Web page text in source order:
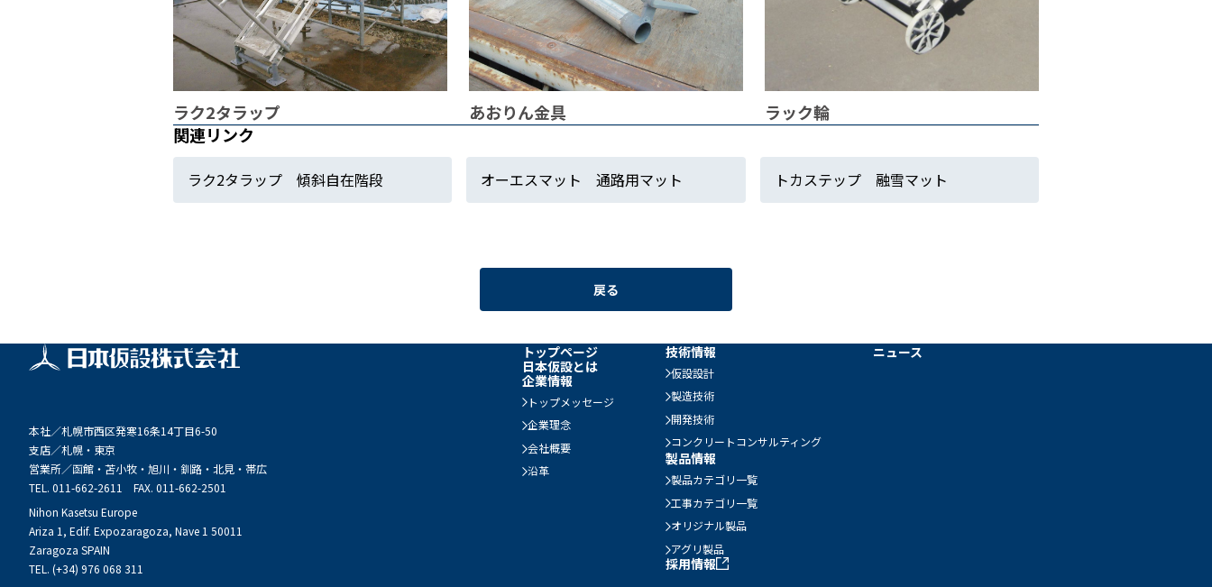
ラク2タラップ あおりん金具
ラック輪
関連リンク
ラク2タラップ 傾斜自在階段 オーエスマット 通路用マット トカステップ 融雪マット
戻る
本社／札幌市西区発寒16条14丁目6-50
支店／札幌・東京
営業所／函館・苫小牧・旭川・釧路・北見・帯広
TEL. 011-662-2611 FAX. 011-662-2501
Nihon Kasetsu Europe
Ariza 1, Edif. Expozaragoza, Nave 1 50011
Zaragoza SPAIN
TEL. (+34) 976 068 311
トップページ
日本仮設とは
企業情報
トップメッセージ
企業理念
会社概要
沿革
技術情報
仮設設計
製造技術
開発技術
コンクリートコンサルティング
製品情報
製品カテゴリ一覧
工事カテゴリ一覧
オリジナル製品
アグリ製品
採用情報
ニュース